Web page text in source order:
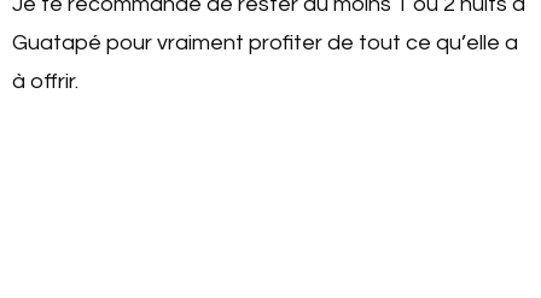
Guatapé pour vraiment profiter de tout ce qu’elle a
à offrir.